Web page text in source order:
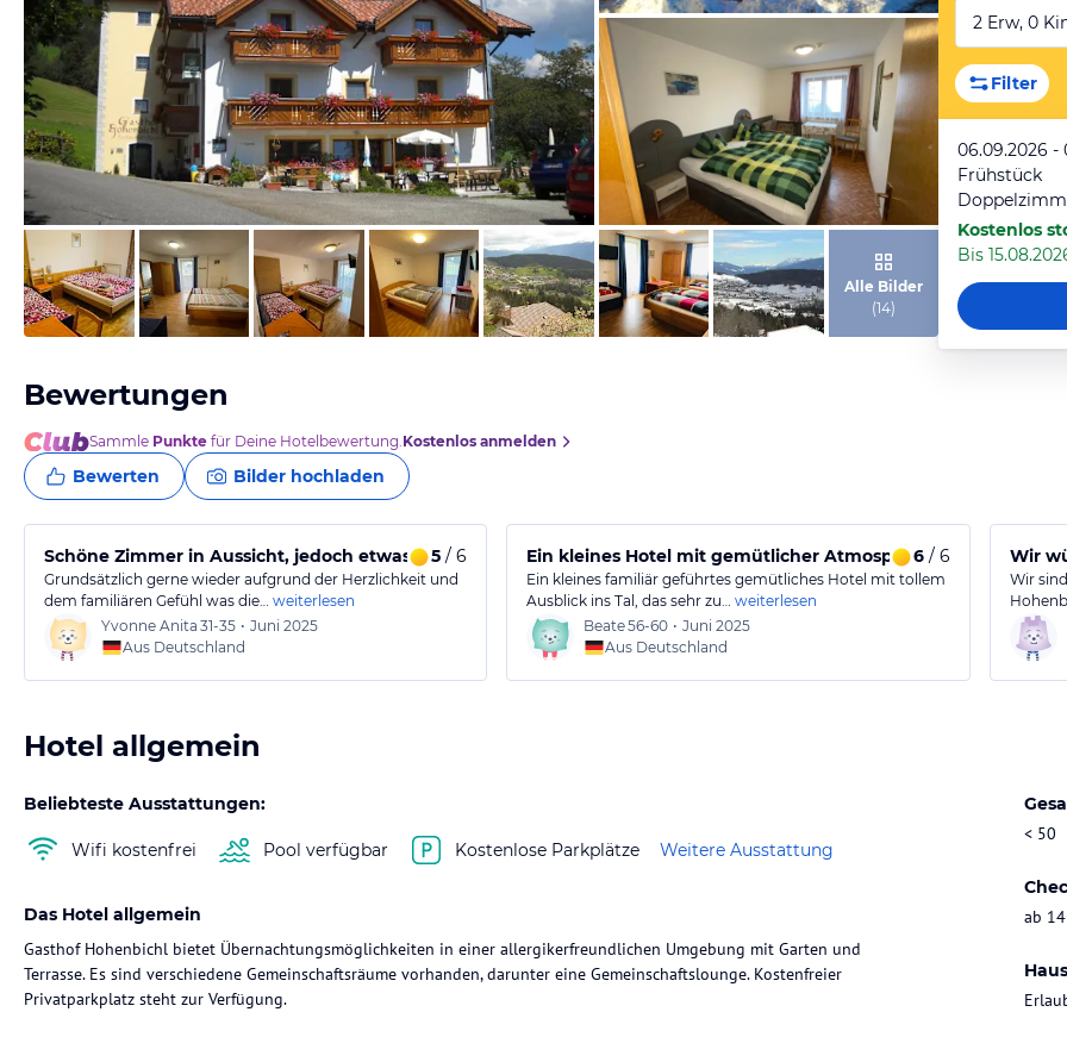
von Booking.com
von Booking.com
von Booking.com
Alle Bilder
(14)
2 Erw, 0
Filter
06.09.2026 -
Frühstück
Kostenlos
Bis
Bewertungen
Sammle Punkte für Deine Hotelbewertung.Kostenlos anmelden
Bewerten Bilder hochladen
Schöne Zimmer in Aussicht, jedoch etwas abgelegen
5 / 6
Grundsätzlich gerne wieder aufgrund der Herzlichkeit und
dem familiären Gefühl was die… weiterlesen
Yvonne Anita 31-35 • Juni 2025
Aus Deutschland
Ein kleines Hotel mit gemütlicher Atmosphäre
6/ 6
Ein kleines familiär geführtes gemütliches Hotel mit tollem
Ausblick ins Tal, das sehr zu… weiterlesen
Beate56-60 • Juni 2025
Aus Deutschland
Wir
Wir
Hotel allgemein
Beliebteste Ausstattungen:
Wifi kostenfrei Pool verfügbar Kostenlose Parkplätze Weitere Ausstattung
< 50
ab
Das Hotel allgemein
Gasthof Hohenbichl bietet Übernachtungsmöglichkeiten in einer allergikerfreundlichen Umgebung mit Garten und
Terrasse. Es sind verschiedene Gemeinschaftsräume vorhanden, darunter eine Gemeinschaftslounge. Kostenfreier
Privatparkplatz steht zur Verfügung.